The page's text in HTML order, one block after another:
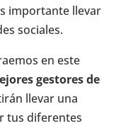
importante llevar
sociales.
en este
gestores de
llevar una
tus diferentes